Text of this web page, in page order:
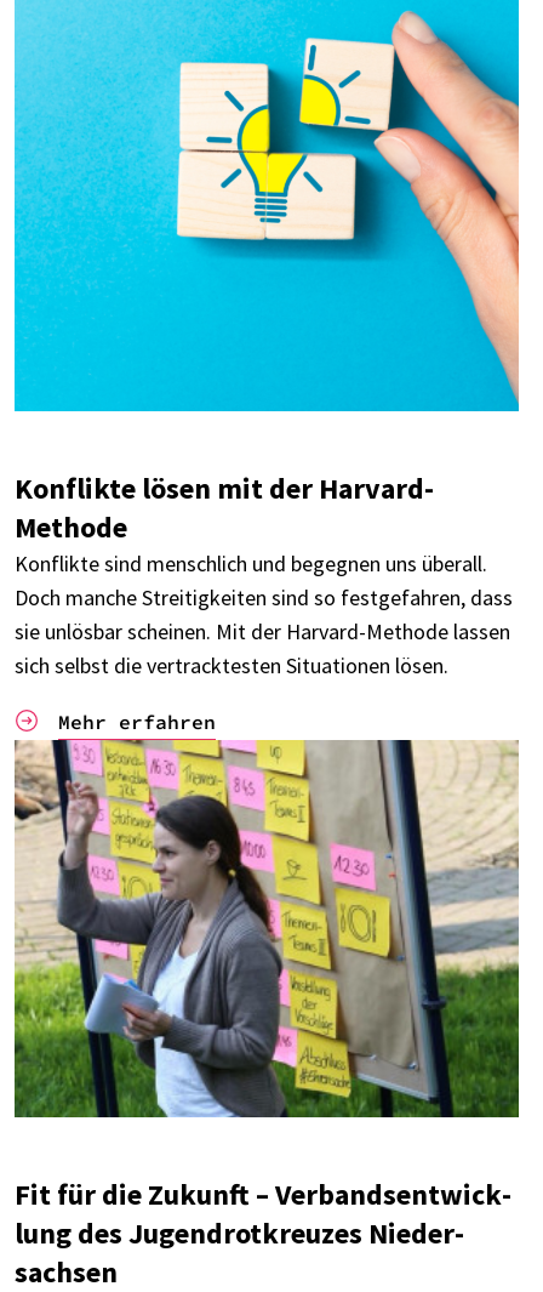
Konflikte lösen mit der Harvard-
Methode
Konflikte sind mensch­lich und begeg­nen uns über­all.
Doch manche Strei­tig­kei­ten sind so fest­ge­fah­ren, dass
sie unlös­bar schei­nen. Mit der Harvard-Methode lassen
sich selbst die vertrack­tes­ten Situa­tio­nen lösen.
Mehr erfah­ren
Fit für die Zukunft – Verbands­ent­wick­
lung des Jugend­rot­kreu­zes Nieder­
sach­sen